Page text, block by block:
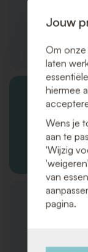
Jouw
Om
laten
hiermee
Wens je
aan te
'Wijzig
van
pagina.